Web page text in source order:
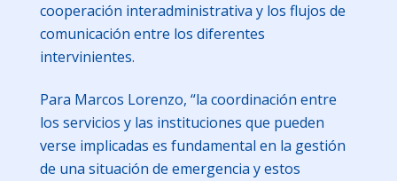
cooperación interadministrativa y los flujos de
comunicación entre los diferentes
intervinientes.
Para Marcos Lorenzo, “la coordinación entre
los servicios y las instituciones que pueden
verse implicadas es fundamental en la gestión
de una situación de emergencia y estos